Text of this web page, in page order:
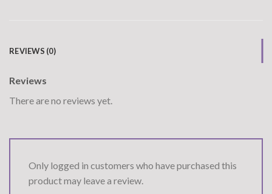
REVIEWS (0)
Reviews
There are no reviews yet.
Only logged in customers who have purchased this
product may leave a review.